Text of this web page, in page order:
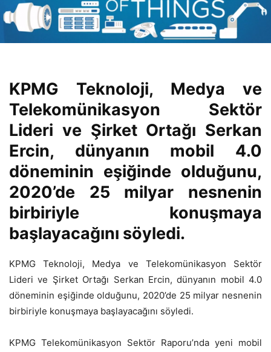
KPMG Teknoloji, Medya ve
Telekomünikasyon Sektör
Lideri ve Şirket Ortağı Serkan
Ercin, dünyanın mobil 4.0
döneminin eşiğinde olduğunu,
2020’de 25 milyar nesnenin
birbiriyle konuşmaya
başlayacağını söyledi.
KPMG Teknoloji, Medya ve Telekomünikasyon Sektör
Lideri ve Şirket Ortağı Serkan Ercin, dünyanın mobil 4.0
döneminin eşiğinde olduğunu, 2020’de 25 milyar nesnenin
birbiriyle konuşmaya başlayacağını söyledi.
KPMG Telekomünikasyon Sektör Raporu’nda yeni mobil